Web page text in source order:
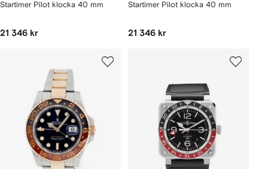
Startimer Pilot klocka 40 mm
21 346 kr
Startimer Pilot klocka 40 mm
21 346 kr